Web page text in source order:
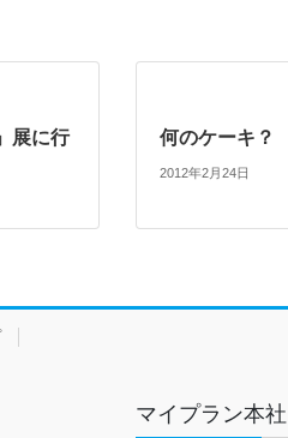
展に行
何のケーキ？
2012年2月24日
マイプラン本社